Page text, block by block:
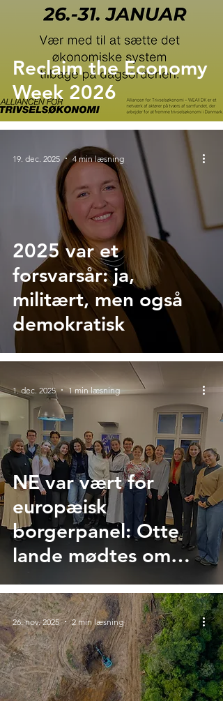
Reclaim the Economy
Week 2026
2025 var et
forsvarsår: ja,
militært, men også
demokratisk
19. dec. 2025 4 min læsning
NE var vært for
europæisk
borgerpanel: Otte
lande mødtes om
fælles klimaløsninger
1. dec. 2025 1 min læsning
26. nov. 2025 2 min læsning